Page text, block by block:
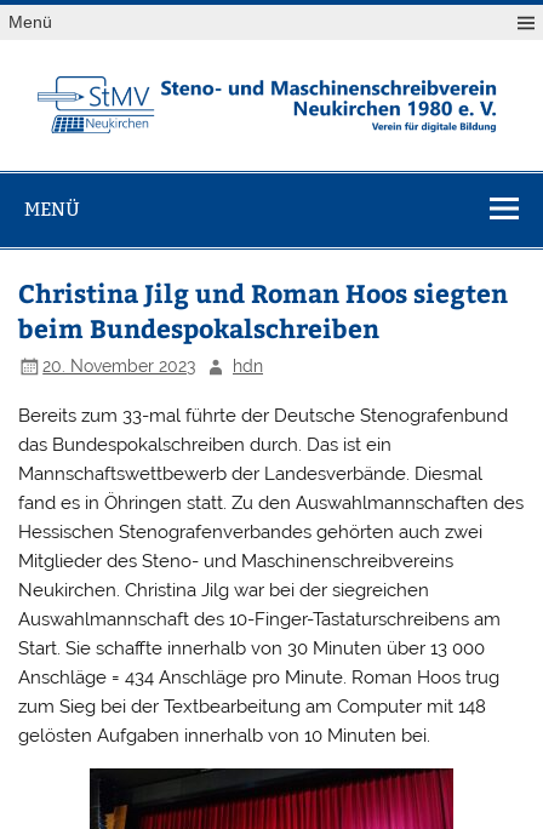
Skip
toMenü
Neukirchen
1980 e. V.
MENÜ
Christina Jilg und Roman Hoos siegten
beim Bundespokalschreiben
20. November 2023 hdn
Bereits zum 33-mal führte der Deutsche Stenografenbund
das Bundespokalschreiben durch. Das ist ein
Mannschaftswettbewerb der Landesverbände. Diesmal
fand es in Öhringen statt. Zu den Auswahlmannschaften des
Hessischen Stenografenverbandes gehörten auch zwei
Mitglieder des Steno- und Maschinenschreibvereins
Neukirchen.Christina Jilg war bei der siegreichen
Auswahlmannschaft des 10-Finger-Tastaturschreibens am
Start. Sie schaffte innerhalb von 30 Minuten über 13 000
Anschläge = 434 Anschläge pro Minute. Roman Hoos trug
zum Sieg bei der Textbearbeitung am Computer mit 148
gelösten Aufgaben innerhalb von 10 Minuten bei.